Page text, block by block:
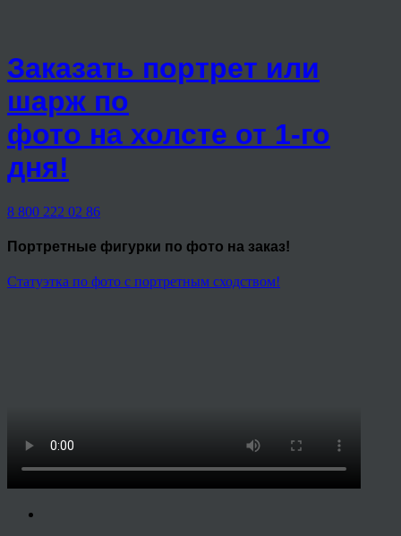
Заказать портрет или
шарж по
фото на холсте от 1-го
дня!
8 800 222 02 86
Портретные фигурки по фото на заказ!
Статуэтка по фото с портретным сходством!